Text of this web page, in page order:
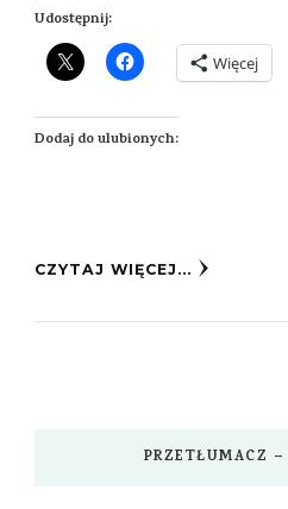
Udostępnij:
Więcej
Dodaj do ulubionych:
CZYTAJ WIĘCEJ...
PRZETŁUMACZ